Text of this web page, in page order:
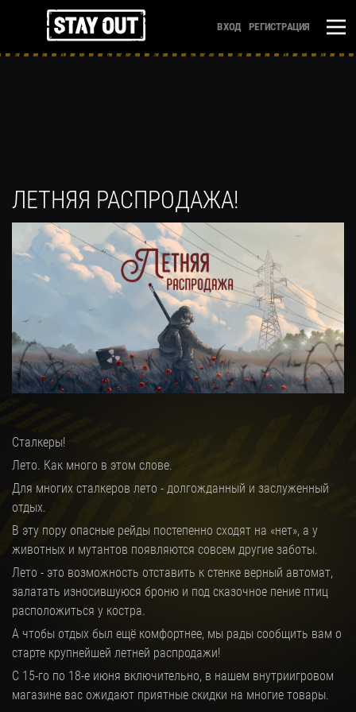
ВХОД РЕГИСТРАЦИЯ
ЛЕТНЯЯ РАСПРОДАЖА!
Сталкеры!
Лето. Как много в этом слове.
Для многих сталкеров лето - долгожданный и заслуженный
отдых.
В эту пору опасные рейды постепенно сходят на «нет», а у
животных и мутантов появляются совсем другие заботы.
Лето - это возможность отставить к стенке верный автомат,
залатать износившуюся броню и под сказочное пение птиц
расположиться у костра.
А чтобы отдых был ещё комфортнее, мы рады сообщить вам о
старте крупнейшей летней распродажи!
C 15-го по 18-е июня включительно, в нашем внутриигровом
магазине вас ожидают приятные скидки на многие товары.